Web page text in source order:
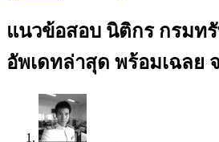
แนวข้อสอบ นิติกร กรมทรั
อัพเดทล่าสุด พร้อมเฉลย